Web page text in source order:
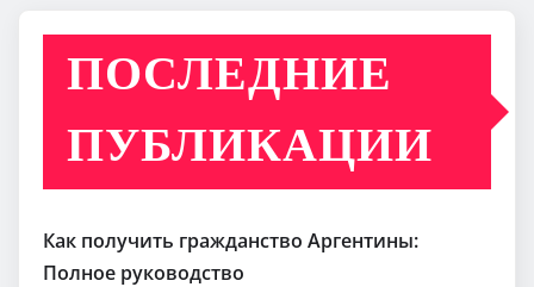
ПОСЛЕДНИЕ
ПУБЛИКАЦИИ
Как получить гражданство Аргентины:
Полное руководство